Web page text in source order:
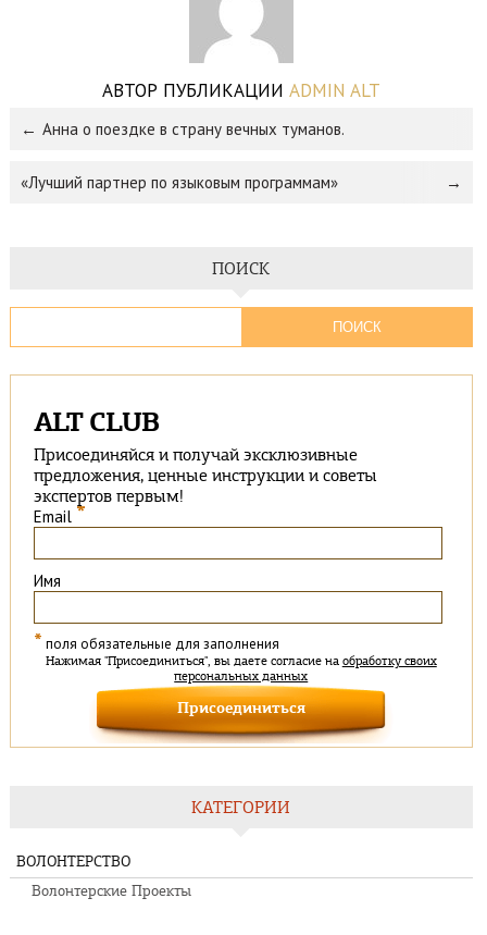
АВТОР ПУБЛИКАЦИИ ADMIN ALT
Анна о поездке в страну вечных туманов.
«Лучший партнер по языковым программам»
ПОИСК
ALT CLUB
Присоединяйся и получай эксклюзивные
предложения, ценные инструкции и советы
экспертов первым!
Email *
Имя
* поля обязательные для заполнения
Нажимая "Присоединиться", вы даете согласие на обработку своих
персональных данных
КАТЕГОРИИ
ВОЛОНТЕРСТВО
Волонтерские Проекты